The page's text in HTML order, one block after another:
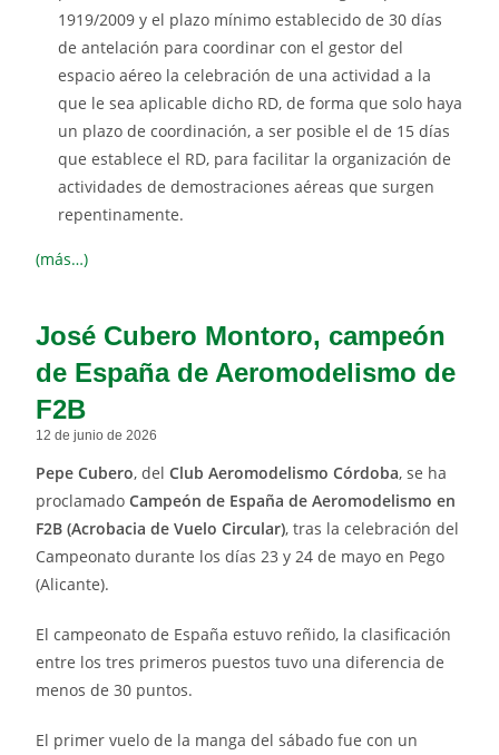
1919/2009 y el plazo mínimo establecido de 30 días
de antelación para coordinar con el gestor del
espacio aéreo la celebración de una actividad a la
que le sea aplicable dicho RD, de forma que solo haya
un plazo de coordinación, a ser posible el de 15 días
que establece el RD, para facilitar la organización de
actividades de demostraciones aéreas que surgen
repentinamente.
(más…)
José Cubero Montoro, campeón
de España de Aeromodelismo de
F2B
12 de junio de 2026
Pepe Cubero, delClub Aeromodelismo Córdoba, se ha
proclamadoCampeón de España de Aeromodelismo en
F2B (Acrobacia de Vuelo Circular), tras la celebración del
Campeonato durante los días 23 y 24 de mayo en Pego
(Alicante).
El campeonato de España estuvo reñido, la clasificación
entre los tres primeros puestos tuvo una diferencia de
menos de 30 puntos.
El primer vuelo de la manga del sábado fue con un